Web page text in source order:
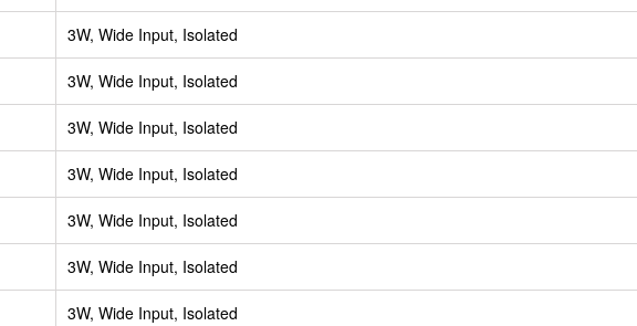
3W, Wide Input, Isolated
3W, Wide Input, Isolated
3W, Wide Input, Isolated
3W, Wide Input, Isolated
3W, Wide Input, Isolated
3W, Wide Input, Isolated
3W, Wide Input, Isolated